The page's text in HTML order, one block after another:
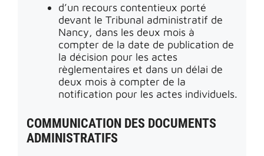
d’un recours contentieux porté
devant le Tribunal administratif de
Nancy, dans les deux mois à
compter de la date de publication de
la décision pour les actes
règlementaires et dans un délai de
deux mois à compter de la
notification pour les actes individuels.
COMMUNICATION DES DOCUMENTS
ADMINISTRATIFS